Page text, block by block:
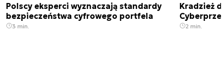
Polscy eksperci wyznaczają standardy
bezpieczeństwa cyfrowego portfela
3 min.
Kradzież
2 min.